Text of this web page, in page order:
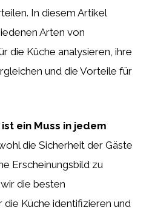
In diesem Artikel
Arten von
die Küche analysieren, ihre
und die Vorteile für
ein Muss in jedem
die Sicherheit der Gäste
Erscheinungsbild zu
die besten
Küche identifizieren und